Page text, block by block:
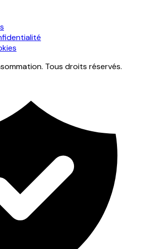
Tous droits réservés.